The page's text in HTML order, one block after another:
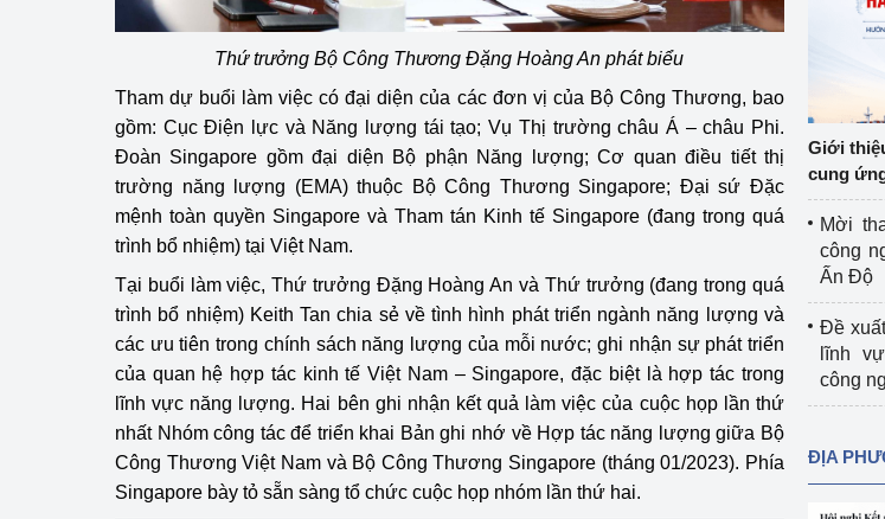
hiểm khí, bụi nổ
Cơ sở sản xuất, sửa chữa chai chứa
LPG
Tổ chức huấn luyện, bồi dưỡng
nghiệp vụ kiểm định kỹ thuật an toàn
lao động
Sử dụng năng lượng tiết kiệm và
hiệu quả
Hiệu quả năng lượng
Khoa học, công nghệ và đổi mới sáng
tạo
Thông báo
Album ảnh bảo vệ môi trường
Văn bản về môi trường
Đọc báo giúp bạn
Bảo vệ nền tảng tư tưởng của Đảng
Doanh nghiệp - Người dân
Xúc tiến thương mại Khu vực miền Bắc
Khu vực miền Trung
Khu vực miền Nam
Thị trường nước ngoàiHiệp định EVFTA
Thị trường châu Á – châu Phi
Thị trường trong nước
Thứ trưởng Bộ Công Thương Đặng Hoàng An phát biểu
Tham dự buổi làm việc có đại diện của các đơn vị của Bộ Công Thương, bao
gồm: Cục Điện lực và Năng lượng tái tạo; Vụ Thị trường châu Á – châu Phi.
Đoàn Singapore gồm đại diện Bộ phận Năng lượng; Cơ quan điều tiết thị
trường năng lượng (EMA) thuộc Bộ Công Thương Singapore; Đại sứ Đặc
mệnh toàn quyền Singapore và Tham tán Kinh tế Singapore (đang trong quá
trình bổ nhiệm) tại Việt Nam.
Tại buổi làm việc, Thứ trưởng Đặng Hoàng An và Thứ trưởng (đang trong quá
trình bổ nhiệm) Keith Tan chia sẻ về tình hình phát triển ngành năng lượng và
các ưu tiên trong chính sách năng lượng của mỗi nước; ghi nhận sự phát triển
của quan hệ hợp tác kinh tế Việt Nam – Singapore, đặc biệt là hợp tác trong
lĩnh vực năng lượng. Hai bên ghi nhận kết quả làm việc của cuộc họp lần thứ
nhất Nhóm công tác để triển khai Bản ghi nhớ về Hợp tác năng lượng giữa Bộ
Công Thương Việt Nam và Bộ Công Thương Singapore (tháng 01/2023). Phía
Singapore bày tỏ sẵn sàng tổ chức cuộc họp nhóm lần thứ hai.
Giới
cung
Mời
công
Ấn Độ
Đề
lĩnh
công
ĐỊA